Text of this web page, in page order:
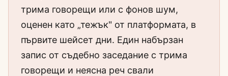
трима говорещи или с фонов шум,
оценен като „тежък" от платформата, в
първите шейсет дни. Един набързан
запис от съдебно заседание с трима
говорещи и неясна реч свали